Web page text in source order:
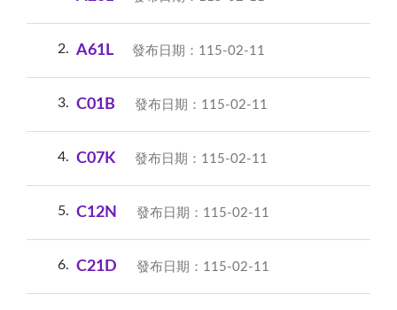
2 A61L 發布日期：115-02-11
3 C01B 發布日期：115-02-11
4 C07K 發布日期：115-02-11
5 C12N 發布日期：115-02-11
6 C21D 發布日期：115-02-11